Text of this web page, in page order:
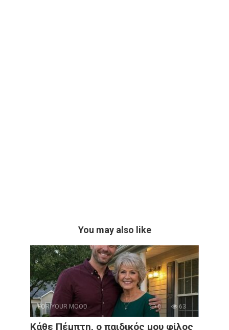
You may also like
FOR YOUR MOOD 0 63
Κάθε Πέμπτη, ο παιδικός μου φίλος